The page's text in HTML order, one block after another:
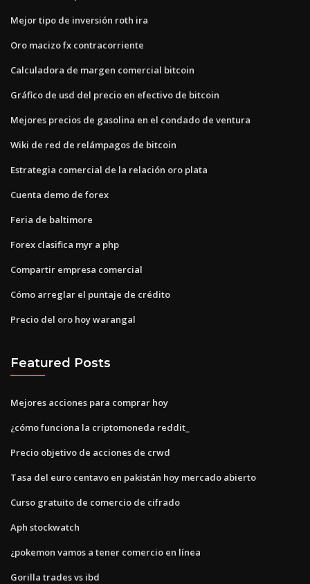
Mejor tipo de inversión roth ira
Oro macizo fx contracorriente
Calculadora de margen comercial bitcoin
Gráfico de usd del precio en efectivo de bitcoin
Mejores precios de gasolina en el condado de ventura
Wiki de red de relámpagos de bitcoin
Estrategia comercial de la relación oro plata
Cuenta demo de forex
Feria de baltimore
Forex clasifica myr a php
Compartir empresa comercial
Cómo arreglar el puntaje de crédito
Precio del oro hoy warangal
Featured Posts
Mejores acciones para comprar hoy
¿cómo funciona la criptomoneda reddit_
Precio objetivo de acciones de crwd
Tasa del euro centavo en pakistán hoy mercado abierto
Curso gratuito de comercio de cifrado
Aph stockwatch
¿pokemon vamos a tener comercio en línea
Gorilla trades vs ibd